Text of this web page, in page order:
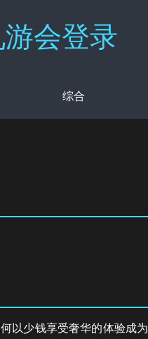
会登录
综合
以少钱享受奢华的体验成为